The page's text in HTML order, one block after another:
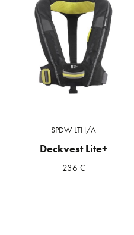
SPDW-LTH/A
Deckvest Lite+
236 €